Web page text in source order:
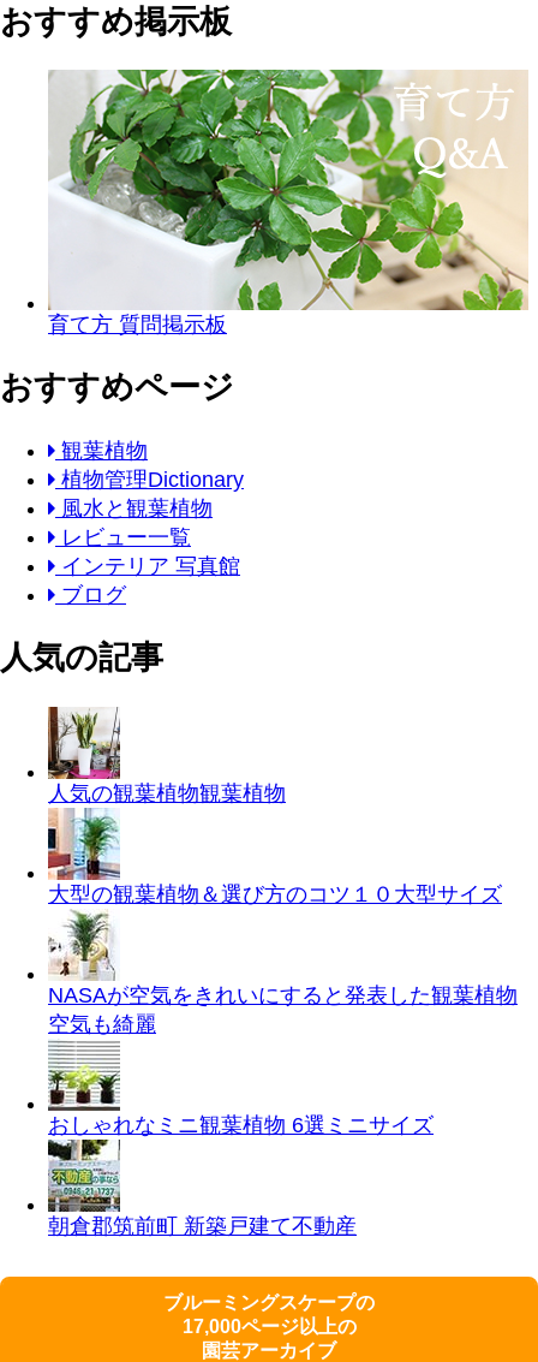
おすすめ掲示板
育て方 質問掲示板
おすすめページ
観葉植物
植物管理Dictionary
風水と観葉植物
レビュー一覧
インテリア 写真館
ブログ
人気の記事
人気の観葉植物観葉植物
大型の観葉植物＆選び方のコツ１０ 大型サイズ
NASAが空気をきれいにすると発表した観葉植物
空気も綺麗
おしゃれなミニ観葉植物 6選 ミニサイズ
朝倉郡筑前町 新築戸建て不動産
ブルーミングスケープの
17,000ページ以上の
園芸アーカイブ